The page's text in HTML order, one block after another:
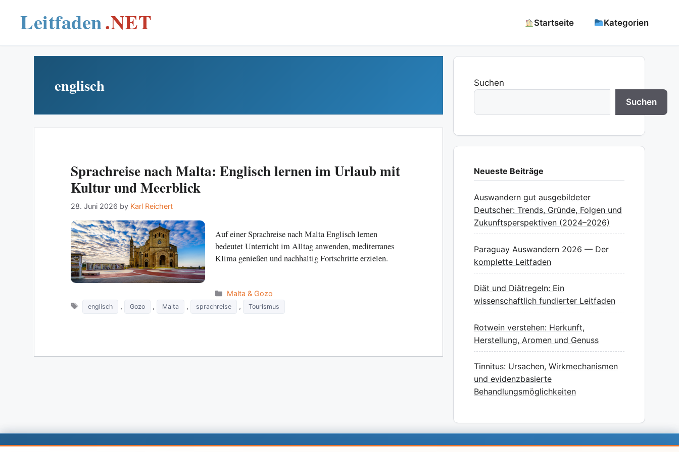
content
Startseite Kategorien
englisch
Sprachreise nach Malta: Englisch lernen im Urlaub mit
Kultur und Meerblick
28. Juni 2026 by Karl Reichert
Auf einer Sprachreise nach Malta Englisch lernen
bedeutet Unterricht im Alltag anwenden, mediterranes
Klima genießen und nachhaltig Fortschritte erzielen.
Categories
Malta & Gozo
Tags
englisch , Gozo , Malta , sprachreise , Tourismus
Suchen
Suchen
Neueste Beiträge
Auswandern gut ausgebildeter
Deutscher: Trends, Gründe, Folgen und
Zukunftsperspektiven (2024–2026)
Paraguay Auswandern 2026 — Der
komplette Leitfaden
Diät und Diätregeln: Ein
wissenschaftlich fundierter Leitfaden
Rotwein verstehen: Herkunft,
Herstellung, Aromen und Genuss
Tinnitus: Ursachen, Wirkmechanismen
und evidenzbasierte
Behandlungsmöglichkeiten